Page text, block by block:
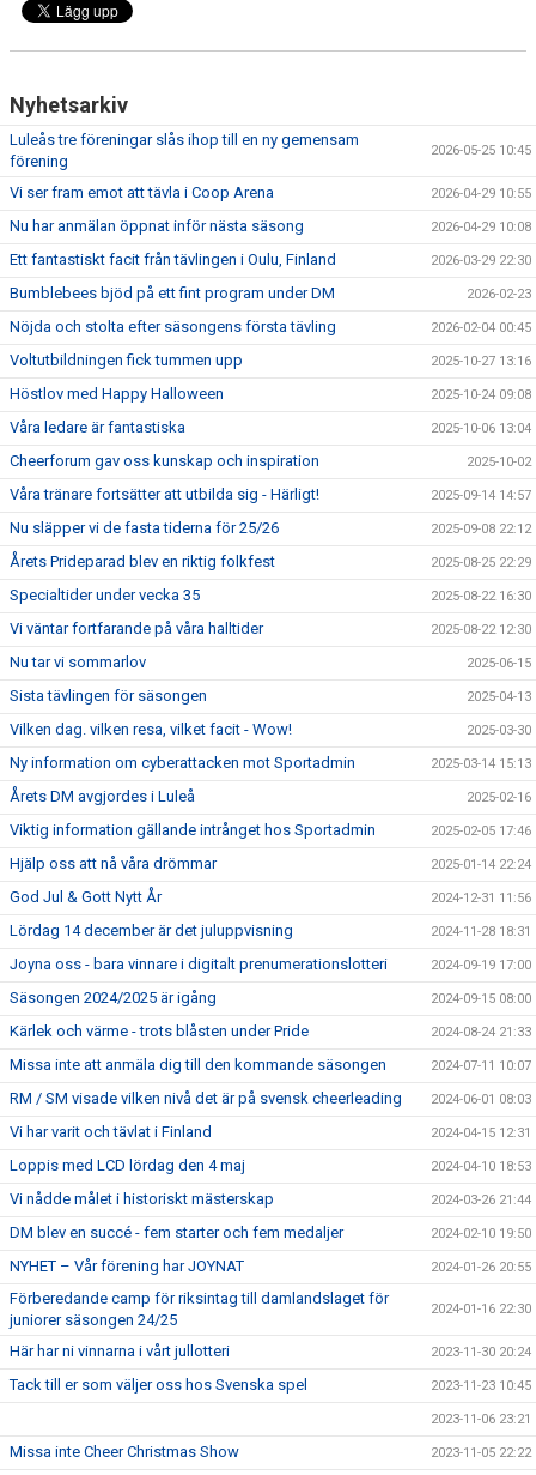
Nyhetsarkiv
Luleås tre föreningar slås ihop till en ny gemensam
förening
2026-05-25 10:45
Vi ser fram emot att tävla i Coop Arena 2026-04-29 10:55
Nu har anmälan öppnat inför nästa säsong 2026-04-29 10:08
Ett fantastiskt facit från tävlingen i Oulu, Finland 2026-03-29 22:30
Bumblebees bjöd på ett fint program under DM 2026-02-23
Nöjda och stolta efter säsongens första tävling 2026-02-04 00:45
Voltutbildningen fick tummen upp 2025-10-27 13:16
Höstlov med Happy Halloween 2025-10-24 09:08
Våra ledare är fantastiska 2025-10-06 13:04
Cheerforum gav oss kunskap och inspiration 2025-10-02
Våra tränare fortsätter att utbilda sig - Härligt! 2025-09-14 14:57
Nu släpper vi de fasta tiderna för 25/26 2025-09-08 22:12
Årets Prideparad blev en riktig folkfest 2025-08-25 22:29
Specialtider under vecka 35 2025-08-22 16:30
Vi väntar fortfarande på våra halltider 2025-08-22 12:30
Nu tar vi sommarlov 2025-06-15
Sista tävlingen för säsongen 2025-04-13
Vilken dag. vilken resa, vilket facit - Wow! 2025-03-30
Ny information om cyberattacken mot Sportadmin 2025-03-14 15:13
Årets DM avgjordes i Luleå 2025-02-16
Viktig information gällande intrånget hos Sportadmin 2025-02-05 17:46
Hjälp oss att nå våra drömmar 2025-01-14 22:24
God Jul & Gott Nytt År 2024-12-31 11:56
Lördag 14 december är det juluppvisning 2024-11-28 18:31
Joyna oss - bara vinnare i digitalt prenumerationslotteri 2024-09-19 17:00
Säsongen 2024/2025 är igång 2024-09-15 08:00
Kärlek och värme - trots blåsten under Pride 2024-08-24 21:33
Missa inte att anmäla dig till den kommande säsongen 2024-07-11 10:07
RM / SM visade vilken nivå det är på svensk cheerleading 2024-06-01 08:03
Vi har varit och tävlat i Finland 2024-04-15 12:31
Loppis med LCD lördag den 4 maj 2024-04-10 18:53
Vi nådde målet i historiskt mästerskap 2024-03-26 21:44
DM blev en succé - fem starter och fem medaljer 2024-02-10 19:50
NYHET – Vår förening har JOYNAT 2024-01-26 20:55
Förberedande camp för riksintag till damlandslaget för
juniorer säsongen 24/25
2024-01-16 22:30
Här har ni vinnarna i vårt jullotteri 2023-11-30 20:24
Tack till er som väljer oss hos Svenska spel 2023-11-23 10:45
2023-11-06 23:21
Missa inte Cheer Christmas Show 2023-11-05 22:22